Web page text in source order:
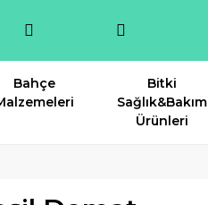
Bahçe
Bitki
Sağlık&Bakım
Ürünleri